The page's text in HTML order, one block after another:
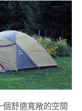
舒適寬敞的空間